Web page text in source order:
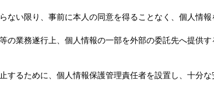
ない限り、事前に本人の同意を得ることなく、個人情
の業務遂行上、個人情報の一部を外部の委託先へ提供
するために、個人情報保護管理責任者を設置し、十分